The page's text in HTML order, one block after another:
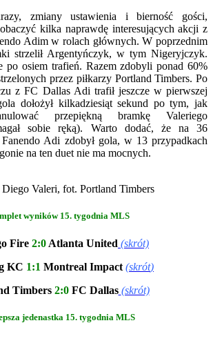
zmiany ustawienia i bierność gości,
kilka naprawdę interesujących akcji z
Adim w rolach głównych. W poprzednim
strzelił Argentyńczyk, w tym Nigeryjczyk.
po osiem trafień. Razem zdobyli ponad 60%
przez piłkarzy Portland Timbers. Po
z FC Dallas Adi trafił jeszcze w pierwszej
dołożył kilkadziesiąt sekund po tym, jak
przepiękną bramkę Valeriego
sobie ręką). Warto dodać, że na 36
Adi zdobył gola, w 13 przypadkach
na ten duet nie ma mocnych.
Valeri, fot. Portland Timbers
wyników 15. tygodnia MLS
Fire 2:0 Atlanta United (skrót)
KC 1:1 Montreal Impact (skrót)
Timbers 2:0FC Dallas (skrót)
jedenastka 15. tygodnia MLS